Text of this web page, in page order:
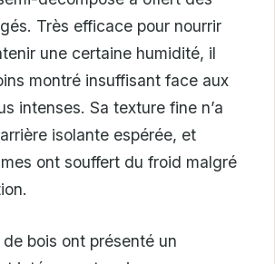
Très efficace pour nourrir
une certaine humidité, il
montré insuffisant face aux
intenses. Sa texture fine n’a
isolante espérée, et
ont souffert du froid malgré
bois ont présenté un